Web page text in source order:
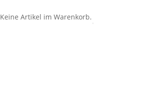
Keine Artikel im Warenkorb.